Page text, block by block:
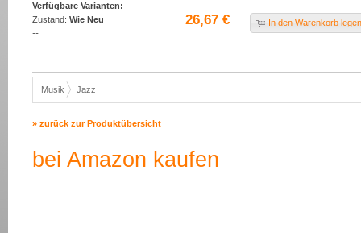
Verfügbare Varianten:
Zustand: Wie Neu
--
26,67 € In den Warenkorb
Musik Jazz
» zurück zur Produktübersicht
bei Amazon kaufen